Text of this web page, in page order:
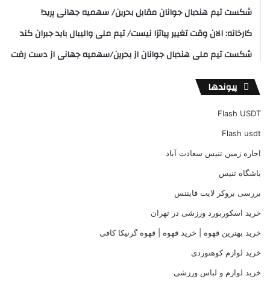
شکست تیم هندبال جوانان مقابل بحرین/ سهمیه جهانی پرید!
کارخانه: الان وقت تغییر پیاتزا نیست/ تیم ملی والیبال باید جبران کند
شکست تیم ملی هندبال جوانان از بحرین/سهمیه جهانی از دست رفت
پیوندها
Flash USDT
Flash usdt
اجاره زمین تنیس سعادت آباد
باشگاه تنیس
بررسی بروکر لایت فایننس
خرید اسکوربورد ورزشی در تهران
خرید بهترین قهوه | خرید قهوه | قهوه گرنیکا کافی
خرید لوازم کوهنوردی
خرید لوازم و لباس ورزشی